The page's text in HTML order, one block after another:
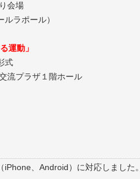
場
ポール）
運動」
ラザ１階ホール
、Android）に対応しました。